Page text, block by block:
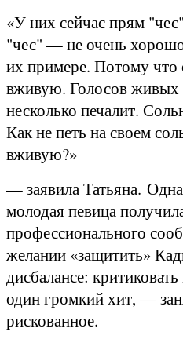
«У них сейчас прям
"чес" — не очень
их примере. Потому что
вживую. Голосов живых
несколько печалит.
Как не петь на своем
вживую?»
— заявила Татьяна.
молодая певица
профессионального
желании «защитить»
дисбалансе:
один громкий хит, —
рискованное.